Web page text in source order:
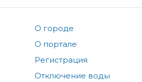
О городе
О портале
Регистрация
Отключение воды